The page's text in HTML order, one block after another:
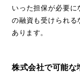
いった担保が必要
の融資も受けられる
あります。
株式会社で可能な